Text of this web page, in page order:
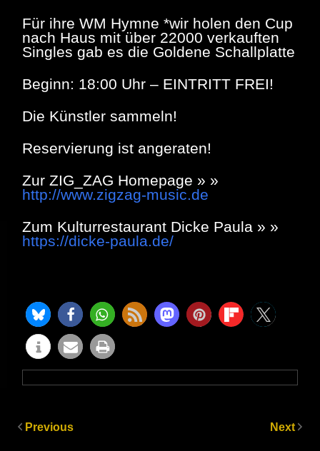
Für ihre WM Hymne *wir holen den Cup
nach Haus mit über 22000 verkauften
Singles gab es die Goldene Schallplatte
Beginn: 18:00 Uhr – EINTRITT FREI!
Die Künstler sammeln!
Reservierung ist angeraten!
Zur ZIG_ZAG Homepage » »
http://www.zigzag-music.de
Zum Kulturrestaurant Dicke Paula » »
https://dicke-paula.de/
Previous Next